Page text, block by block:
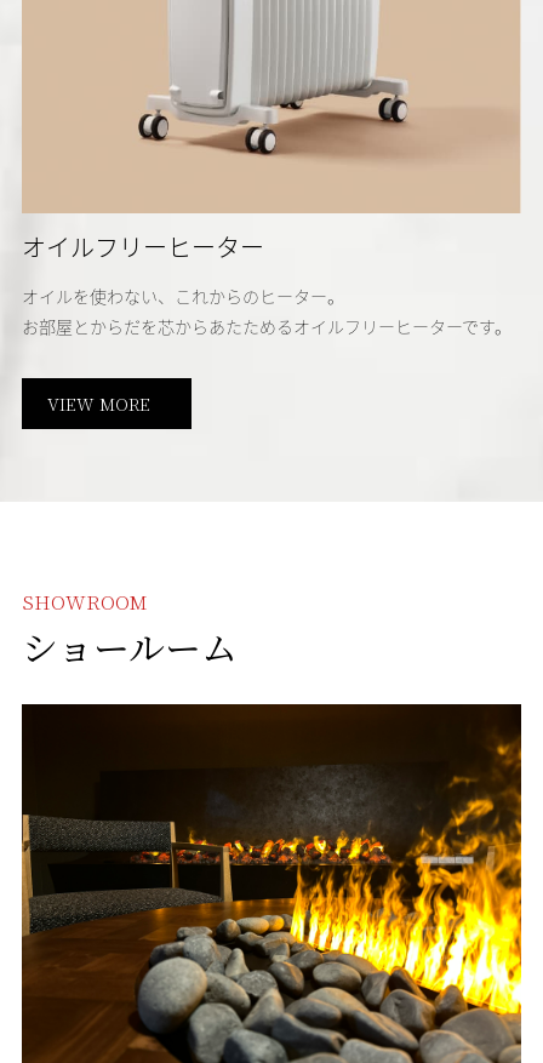
オイルフリーヒーター
オイルを使わない、これからのヒーター。
お部屋とからだを芯からあたためるオイルフリーヒーターです。
VIEW MORE
SHOWROOM
ショールーム